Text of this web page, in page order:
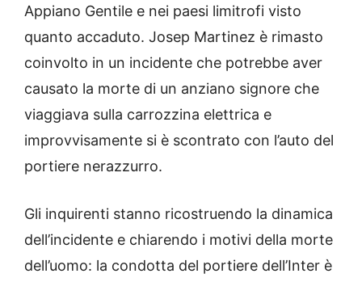
Appiano Gentile e nei paesi limitrofi visto
quanto accaduto. Josep Martinez è rimasto
coinvolto in un incidente che potrebbe aver
causato la morte di un anziano signore che
viaggiava sulla carrozzina elettrica e
improvvisamente si è scontrato con l’auto del
portiere nerazzurro.
Gli inquirenti stanno ricostruendo la dinamica
dell’incidente e chiarendo i motivi della morte
dell’uomo: la condotta del portiere dell’Inter è